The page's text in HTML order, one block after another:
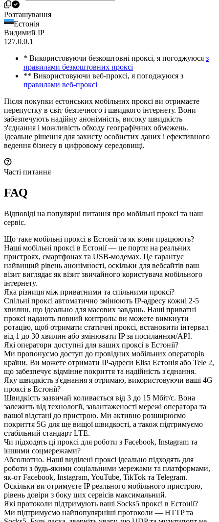
Розташування
Естонія
Видимий IP
127.0.0.1
* Використовуючи безкоштовні проксі, я погоджуюся з
правилами безкоштовних проксі
** Використовуючи веб-проксі, я погоджуюся з
правилами веб-проксі
Після покупки естонських мобільних проксі ви отримаєте
перепустку в світ безпечного і швидкого інтернету. Вони
забезпечують надійну анонімність, високу швидкість
з'єднання і можливість обходу географічних обмежень.
Ідеальне рішення для захисту особистих даних і ефективного
ведення бізнесу в цифровому середовищі.
Часті питання
FAQ
Відповіді на популярні питання про мобільні проксі та наш
сервіс.
Що таке мобільні проксі в Естонії та як вони працюють?
Наші мобільні проксі в Естонії — це порти на реальних
пристроях, смартфонах та USB-модемах. Це гарантує
найвищий рівень анонімності, оскільки для вебсайтів ваш
візит виглядає як візит звичайного користувача мобільного
інтернету.
Яка різниця між приватними та спільними проксі?
Спільні проксі автоматично змінюють IP-адресу кожні 2-5
хвилин, що ідеально для масових завдань. Наші приватні
проксі надають повний контроль: ви можете вимкнути
ротацію, щоб отримати статичні проксі, встановити інтервал
від 1 до 30 хвилин або змінювати IP за посиланням/API.
Які оператори доступні для ваших проксі в Естонії?
Ми пропонуємо доступ до провідних мобільних операторів
країни. Ви можете отримати IP-адреси Elisa Естонія або Tele 2,
що забезпечує відмінне покриття та надійність з'єднання.
Яку швидкість з'єднання я отримаю, використовуючи ваші 4G
проксі в Естонії?
Швидкість зазвичай коливається від 3 до 15 Мбіт/с. Вона
залежить від технології, завантаженості мережі оператора та
вашої відстані до пристрою. Ми активно розширюємо
покриття 5G для ще вищої швидкості, а також підтримуємо
стабільний стандарт LTE.
Чи підходять ці проксі для роботи з Facebook, Instagram та
іншими соцмережами?
Абсолютно. Наші виділені проксі ідеально підходять для
роботи з будь-якими соціальними мережами та платформами,
як-от Facebook, Instagram, YouTube, TikTok та Telegram.
Оскільки ви отримуєте IP реального мобільного пристрою,
рівень довіри з боку цих сервісів максимальний.
Які протоколи підтримують ваші Socks5 проксі в Естонії?
Ми підтримуємо найпопулярніші протоколи — HTTP та